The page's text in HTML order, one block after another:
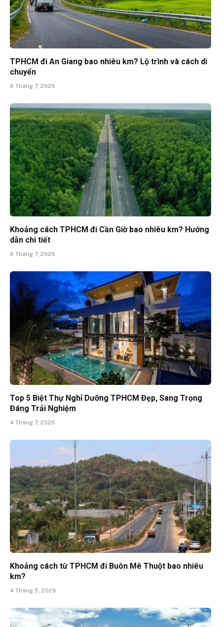
TPHCM đi An Giang bao nhiêu km? Lộ trình và cách di
chuyển
6 Tháng 7, 2026
Khoảng cách TPHCM đi Cần Giờ bao nhiêu km? Hướng
dẫn chi tiết
6 Tháng 7, 2026
Top 5 Biệt Thự Nghỉ Dưỡng TPHCM Đẹp, Sang Trọng
Đáng Trải Nghiệm
4 Tháng 7, 2026
Khoảng cách từ TPHCM đi Buôn Mê Thuột bao nhiêu
km?
4 Tháng 5, 2026